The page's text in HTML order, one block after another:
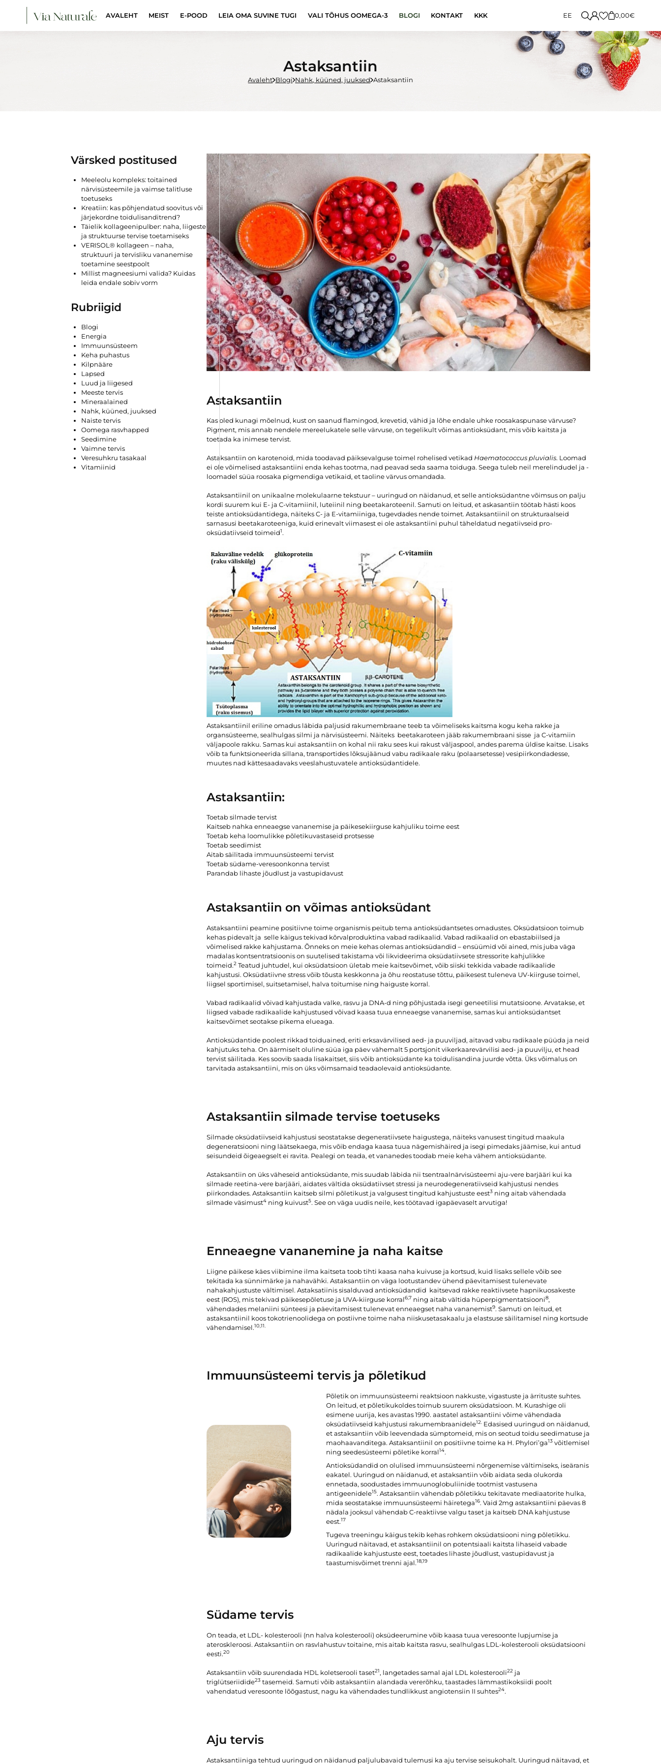
AVALEHT MEIST E-POOD LEIA OMA SUVINE TUGI VALI TÕHUS OOMEGA-3 BLOGI KONTAKT KKK EE Search 0,00€
Astaksantiin
Avaleht Blogi Nahk, küüned, juuksed Astaksantiin
Astaksantiin
Kas oled kunagi mõelnud, kust on saanud flamingod, krevetid, vähid ja lõhe endale uhke roosakaspunase värvuse?
Pigment, mis annab nendele mereelukatele selle värvuse, on tegelikult võimas antioksüdant, mis võib kaitsta ja
toetada ka inimese tervist.
Astaksantiin on karotenoid, mida toodavad päiksevalguse toimel rohelised vetikad Haematococcus pluvialis. Loomad
ei ole võimelised astaksantiini enda kehas tootma, nad peavad seda saama toiduga. Seega tuleb neil merelindudel ja -
loomadel süüa roosaka pigmendiga vetikaid, et taoline värvus omandada.
Astaksantiinil on unikaalne molekulaarne tekstuur – uuringud on näidanud, et selle antioksüdantne võimsus on palju
kordi suurem kui E- ja C-vitamiinil, luteiinil ning beetakaroteenil. Samuti on leitud, et askasantiin töötab hästi koos
teiste antioksüdantidega, näiteks C- ja E-vitamiiniga, tugevdades nende toimet. Astaksantiinil on strukturaalseid
sarnasusi beetakaroteeniga, kuid erinevalt viimasest ei ole astaksantiini puhul täheldatud negatiivseid pro-
oksüdatiivseid toimeid1.
Astaksantiinil eriline omadus läbida paljusid rakumembraane teeb ta võimeliseks kaitsma kogu keha rakke ja
organsüsteeme, sealhulgas silmi ja närvisüsteemi. Näiteks beetakaroteen jääb rakumembraani sisse ja C-vitamiin
väljapoole rakku. Samas kui astaksantiin on kohal nii raku sees kui rakust väljaspool, andes parema üldise kaitse. Lisaks
võib ta funktsioneerida sillana, transportides lõksujäänud vabu radikaale raku (polaarsetesse) vesipiirkondadesse,
muutes nad kättesaadavaks veeslahustuvatele antioksüdantidele.
Astaksantiin:
Toetab silmade tervist
Kaitseb nahka enneaegse vananemise ja päikesekiirguse kahjuliku toime eest
Toetab keha loomulikke põletikuvastaseid protsesse
Toetab seedimist
Aitab säilitada immuunsüsteemi tervist
Toetab südame-veresoonkonna tervist
Parandab lihaste jõudlust ja vastupidavust
Astaksantiin on võimas antioksüdant
Astaksantiini peamine positiivne toime organismis peitub tema antioksüdantsetes omadustes. Oksüdatsioon toimub
kehas pidevalt ja selle käigus tekivad kõrvalproduktina vabad radikaalid. Vabad radikaalid on ebastabiilsed ja
võimelised rakke kahjustama. Õnneks on meie kehas olemas antioksüdandid – ensüümid või ained, mis juba väga
madalas kontsentratsioonis on suutelised takistama või likvideerima oksüdatiivsete stressorite kahjulikke
toimeid.2 Teatud juhtudel, kui oksüdatsioon ületab meie kaitsevõimet, võib siiski tekkida vabade radikaalide
kahjustusi. Oksüdatiivne stress võib tõusta keskkonna ja õhu reostatuse tõttu, päikesest tuleneva UV-kiirguse toimel,
liigsel sportimisel, suitsetamisel, halva toitumise ning haiguste korral.
Vabad radikaalid võivad kahjustada valke, rasvu ja DNA-d ning põhjustada isegi geneetilisi mutatsioone. Arvatakse, et
liigsed vabade radikaalide kahjustused võivad kaasa tuua enneaegse vananemise, samas kui antioksüdantset
kaitsevõimet seotakse pikema elueaga.
Antioksüdantide poolest rikkad toiduained, eriti erksavärvilised aed- ja puuviljad, aitavad vabu radikaale püüda ja neid
kahjutuks teha. On äärmiselt oluline süüa iga päev vähemalt 5 portsjonit vikerkaarevärvilisi aed- ja puuvilju, et head
tervist säilitada. Kes soovib saada lisakaitset, siis võib antioksüdante ka toidulisandina juurde võtta. Üks võimalus on
tarvitada astaksantiini, mis on üks võimsamaid teadaolevaid antioksüdante.
Astaksantiin silmade tervise toetuseks
Silmade oksüdatiivseid kahjustusi seostatakse degeneratiivsete haigustega, näiteks vanusest tingitud maakula
degeneratsiooni ning läätsekaega, mis võib endaga kaasa tuua nägemishäired ja isegi pimedaks jäämise, kui antud
seisundeid õigeaegselt ei ravita. Pealegi on teada, et vananedes toodab meie keha vähem antioksüdante.
Astaksantiin on üks väheseid antioksüdante, mis suudab läbida nii tsentraalnärvisüsteemi aju-vere barjääri kui ka
silmade reetina-vere barjääri, aidates vältida oksüdatiivset stressi ja neurodegeneratiivseid kahjustusi nendes
piirkondades. Astaksantiin kaitseb silmi põletikust ja valgusest tingitud kahjustuste eest3 ning aitab vähendada
silmade väsimust4 ning kuivust5. See on väga uudis neile, kes töötavad igapäevaselt arvutiga!
Enneaegne vananemine ja naha kaitse
Liigne päikese käes viibimine ilma kaitseta toob tihti kaasa naha kuivuse ja kortsud, kuid lisaks sellele võib see
tekitada ka sünnimärke ja nahavähki. Astaksantiin on väga lootustandev ühend päevitamisest tulenevate
nahakahjustuste vältimisel. Astaksatiinis sisalduvad antioksüdandid kaitsevad rakke reaktiivsete hapnikuosakeste
eest (ROS), mis tekivad päikesepõletuse ja UVA-kiirguse korral6,7 ning aitab vältida hüperpigmentatsiooni8,
vähendades melaniini sünteesi ja päevitamisest tulenevat enneaegset naha vananemist9. Samuti on leitud, et
astaksantiinil koos tokotrienoolidega on postiivne toime naha niiskusetasakaalu ja elastsuse säilitamisel ning kortsude
vähendamisel.10,11.
Immuunsüsteemi tervis ja põletikud
Põletik on immuunsüsteemi reaktsioon nakkuste, vigastuste ja ärrituste suhtes.
On leitud, et põletikukoldes toimub suurem oksüdatsioon. M. Kurashige oli
esimene uurija, kes avastas 1990. aastatel astaksantiini võime vähendada
oksüdatiivseid kahjustusi rakumembraanidele12. Edasised uuringud on näidanud,
et astaksantiin võib leevendada sümptomeid, mis on seotud toidu seedimatuse ja
maohaavanditega. Astaksantiinil on positiivne toime ka H. Phylori’ga13 võitlemisel
ning seedesüsteemi põletike korral14.
Antioksüdandid on olulised immuunsüsteemi nõrgenemise vältimiseks, iseäranis
eakatel. Uuringud on näidanud, et astaksantiin võib aidata seda olukorda
ennetada, soodustades immuunoglobuliinide tootmist vastusena
antigeenidele15. Astaksantiin vähendab põletikku tekitavate mediaatorite hulka,
mida seostatakse immuunsüsteemi häiretega16. Vaid 2mg astaksantiini päevas 8
nädala jooksul vähendab C-reaktiivse valgu taset ja kaitseb DNA kahjustuse
eest.17
Tugeva treeningu käigus tekib kehas rohkem oksüdatsiooni ning põletikku.
Uuringud näitavad, et astaksantiinil on potentsiaali kaitsta lihaseid vabade
radikaalide kahjustuste eest, toetades lihaste jõudlust, vastupidavust ja
taastumisvõimet trenni ajal.18,19
Südame tervis
On teada, et LDL- kolesterooli (nn halva kolesterooli) oksüdeerumine võib kaasa tuua veresoonte lupjumise ja
ateroskleroosi. Astaksantiin on rasvlahustuv toitaine, mis aitab kaitsta rasvu, sealhulgas LDL-kolesterooli oksüdatsiooni
eesti.20
Astaksantiin võib suurendada HDL koletserooli taset21, langetades samal ajal LDL kolesterooli22 ja
triglütseriidide23 tasemeid. Samuti võib astaksantiin alandada vererõhku, taastades lämmastikoksiidi poolt
vahendatud veresoonte lõõgastust, nagu ka vähendades tundlikkust angiotensiin II suhtes24.
Aju tervis
Astaksantiiniga tehtud uuringud on näidanud paljulubavaid tulemusi ka aju tervise seisukohalt. Uuringud näitavad, et
Värsked postitused
Meeleolu kompleks: toitained
närvisüsteemile ja vaimse talitluse
toetuseks
Kreatiin: kas põhjendatud soovitus või
järjekordne toidulisanditrend?
Täielik kollageenipulber: naha, liigeste
ja struktuurse tervise toetamiseks
VERISOL® kollageen – naha,
struktuuri ja tervisliku vananemise
toetamine seestpoolt
Millist magneesiumi valida? Kuidas
leida endale sobiv vorm
Rubriigid
Blogi
Energia
Immuunsüsteem
Keha puhastus
Kilpnääre
Lapsed
Luud ja liigesed
Meeste tervis
Mineraalained
Nahk, küüned, juuksed
Naiste tervis
Oomega rasvhapped
Seedimine
Vaimne tervis
Veresuhkru tasakaal
Vitamiinid